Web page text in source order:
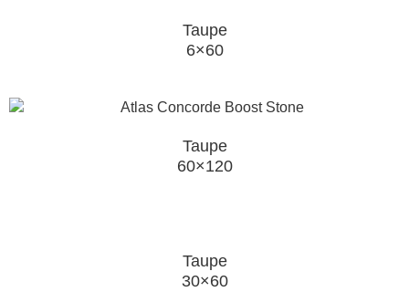
Taupe
6×60
Taupe
60×120
Taupe
30×60